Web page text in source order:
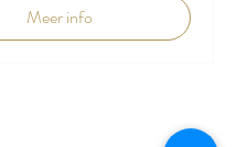
Meer info